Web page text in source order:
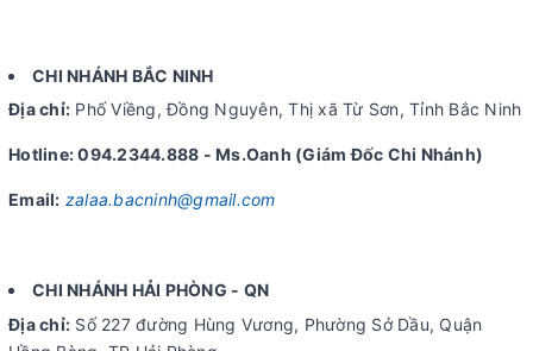
CHI NHÁNH BẮC NINH
Địa chỉ: Phố Viềng, Đồng Nguyên, Thị xã Từ Sơn, Tỉnh Bắc Ninh
Hotline: 094.2344.888 - Ms.Oanh (Giám Đốc Chi Nhánh)
Email: zalaa.bacninh@gmail.com
CHI NHÁNH HẢI PHÒNG - QN
Địa chỉ: Số 227 đường Hùng Vương, Phường Sở Dầu, Quận